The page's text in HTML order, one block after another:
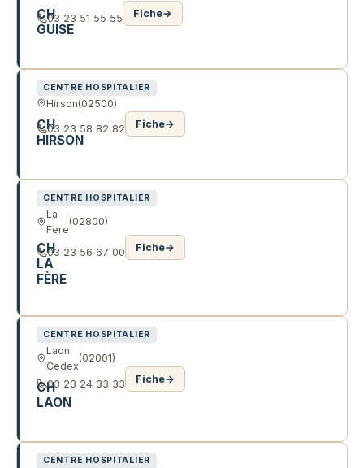
CH
GUISE
03 23 51 55 55 Fiche→
CENTRE HOSPITALIER
Hirson(02500)
CH
HIRSON
03 23 58 82 82 Fiche→
CENTRE HOSPITALIER
La
Fere
(02800)
CH
LA
FÈRE
03 23 56 67 00 Fiche→
CENTRE HOSPITALIER
Laon
Cedex
(02001)
CH
LAON
03 23 24 33 33 Fiche→
CENTRE HOSPITALIER